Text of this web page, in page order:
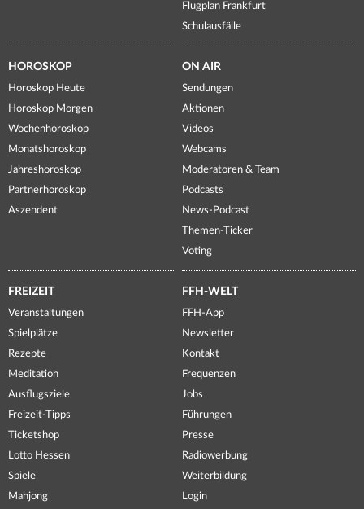
Flugplan Frankfurt
Schulausfälle
HOROSKOP
Horoskop Heute
Horoskop Morgen
Wochenhoroskop
Monatshoroskop
Jahreshoroskop
Partnerhoroskop
Aszendent
ON AIR
Sendungen
Aktionen
Videos
Webcams
Moderatoren & Team
Podcasts
News-Podcast
Themen-Ticker
Voting
FREIZEIT
Veranstaltungen
Spielplätze
Rezepte
Meditation
Ausflugsziele
Freizeit-Tipps
Ticketshop
Lotto Hessen
Spiele
Mahjong
FFH-WELT
FFH-App
Newsletter
Kontakt
Frequenzen
Jobs
Führungen
Presse
Radiowerbung
Weiterbildung
Login